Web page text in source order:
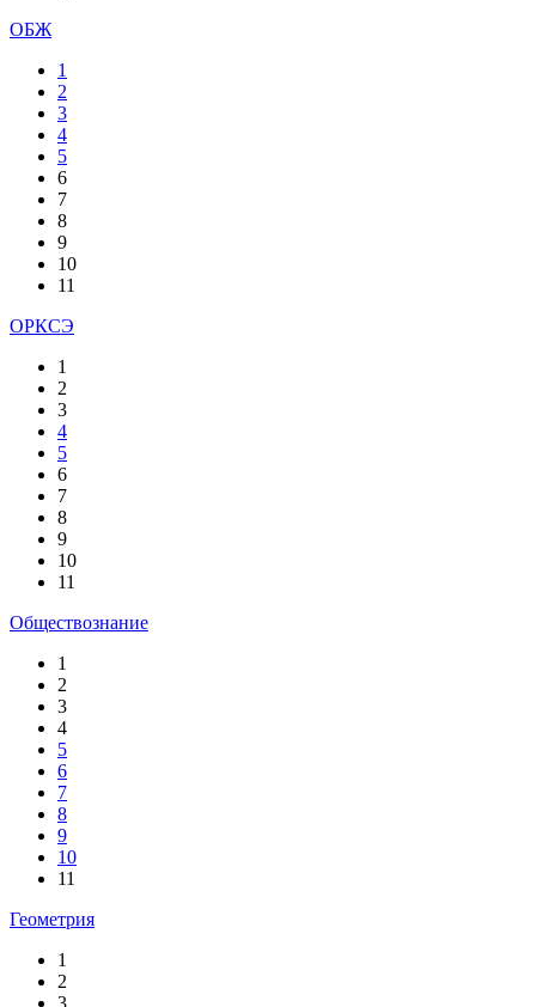
ОБЖ
1
2
3
4
5
6
7
8
9
10
11
ОРКСЭ
1
2
3
4
5
6
7
8
9
10
11
Обществознание
1
2
3
4
5
6
7
8
9
10
11
Геометрия
1
2
3